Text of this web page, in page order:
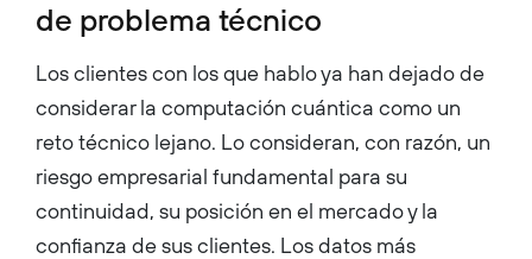
de problema técnico
Los clientes con los que hablo ya han dejado de
considerar la computación cuántica como un
reto técnico lejano. Lo consideran, con razón, un
riesgo empresarial fundamental para su
continuidad, su posición en el mercado y la
confianza de sus clientes. Los datos más